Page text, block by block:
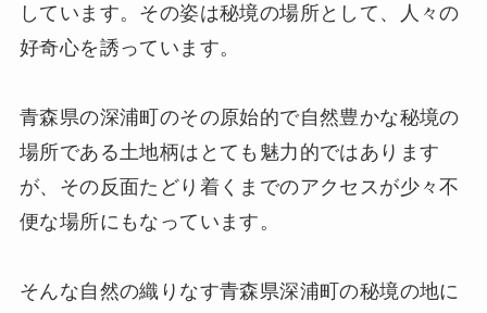
しています。その姿は秘境の場所として、人々の
好奇心を誘っています。
青森県の深浦町のその原始的で自然豊かな秘境の
場所である土地柄はとても魅力的ではあります
が、その反面たどり着くまでのアクセスが少々不
便な場所にもなっています。
そんな自然の織りなす青森県深浦町の秘境の地に